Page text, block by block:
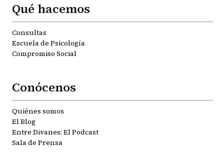
Qué hacemos
Consultas
Escuela de Psicología
Compromiso Social
Conócenos
Quiénes somos
El Blog
Entre Divanes: El Podcast
Sala de Prensa